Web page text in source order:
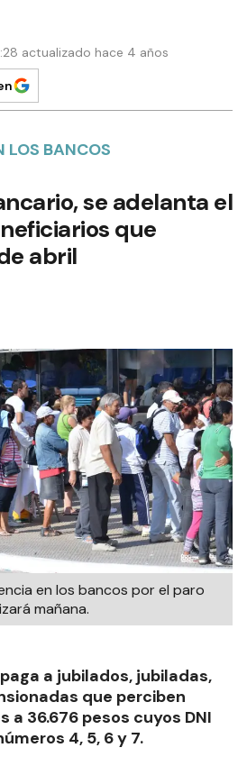
actualizado hace 4 años
LOS BANCOS
se adelanta el
que
abril
en los bancos por el paro
mañana.
a jubilados, jubiladas,
que perciben
a 36.676 pesos cuyos DNI
4, 5, 6 y 7.